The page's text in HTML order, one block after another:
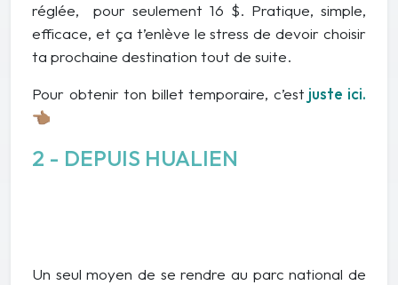
réglée, pour seulement 16 $. Pratique, simple,
efficace, et ça t’enlève le stress de devoir choisir
ta prochaine destination tout de suite.
Pour obtenir ton billet temporaire, c’est juste ici.
👈🏽
2 - DEPUIS HUALIEN
Un seul moyen de se rendre au parc national de